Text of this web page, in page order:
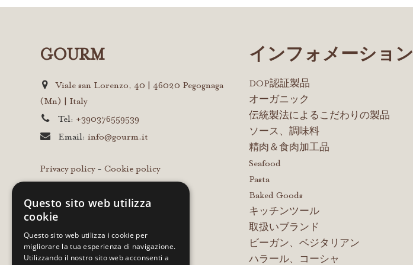
GOURM
Viale san Lorenzo, 40 | 46020 Pegognaga
(Mn) | Italy
Tel: +390376559539
Email:info@gourm.it
Privacy policy-Cookie policy
インフォメーション
DOP認証製品
オーガニック
伝統製法によるこだわりの製品
ソース、調味料
精肉＆食肉加工品
Seafood
Pasta
Baked Goods
キッチンツール
取扱いブランド
ビーガン、ベジタリアン
ハラール、コーシャ
Questo sito web utilizza
cookie
Questo sito web utilizza i cookie per
migliorare la tua esperienza di navigazione.
Utilizzando il nostro sito web acconsenti a